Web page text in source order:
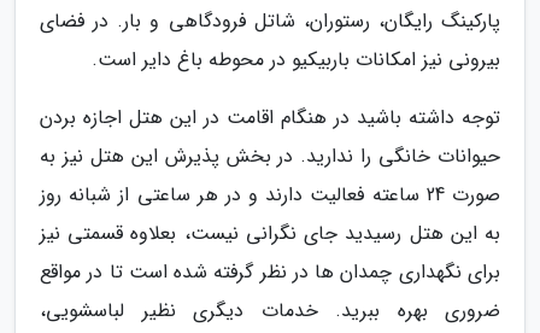
پارکینگ رایگان، رستوران، شاتل فرودگاهی و بار. در فضای
بیرونی نیز امکانات باربیکیو در محوطه باغ دایر است.
توجه داشته باشید در هنگام اقامت در این هتل اجازه بردن
حیوانات خانگی را ندارید. در بخش پذیرش این هتل نیز به
صورت 24 ساعته فعالیت دارند و در هر ساعتی از شبانه روز
به این هتل رسیدید جای نگرانی نیست، بعلاوه قسمتی نیز
برای نگهداری چمدان ها در نظر گرفته شده است تا در مواقع
ضروری بهره ببرید. خدمات دیگری نظیر لباسشویی،